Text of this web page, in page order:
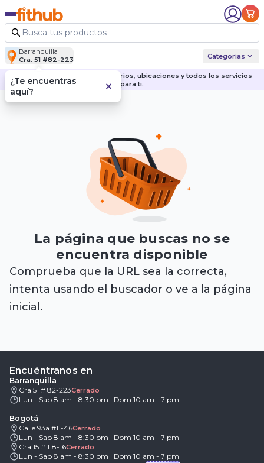
Barranquilla
Cra. 51 #82-223
Categorías
Descubre nuestras sedes, horarios, ubicaciones y todos los servicios
para ti.
La página que buscas no se
encuentra disponible
Comprueba que la URL sea la correcta,
intenta usando el buscador o ve a la página
inicial.
Encuéntranos en
Barranquilla
Cra 51 # 82-223Cerrado
Lun - Sab 8 am - 8:30 pm | Dom 10 am - 7 pm
Bogotá
Calle 93a #11-46Cerrado
Lun - Sab 8 am - 8:30 pm | Dom 10 am - 7 pm
Cra 15 # 118-16Cerrado
Lun - Sab 8 am - 8:30 pm | Dom 10 am - 7 pm
¿Te encuentras
aquí?